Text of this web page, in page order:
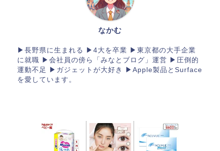
なかむ
▶長野県に生まれる ▶4大を卒業 ▶東京都の大手企業
に就職 ▶会社員の傍ら「みなとブログ」運営 ▶︎圧倒的
運動不足 ▶︎ガジェットが大好き ▶︎Apple製品とSurface
を愛しています。